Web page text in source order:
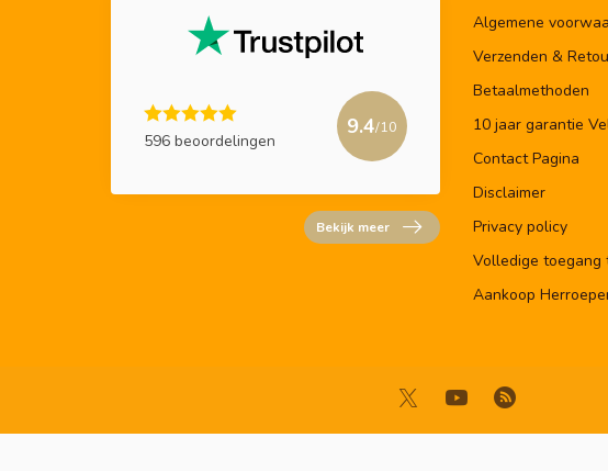
596 beoordelingen
9.4/10
Bekijk meer
Algemene
Verzenden &
Betaalmethoden
10 jaar garantie
Contact Pagina
Disclaimer
Privacy policy
Volledige toegang
Aankoop